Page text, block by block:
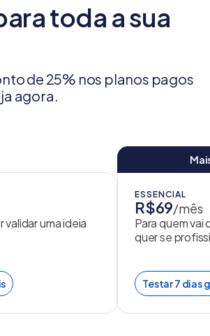
toda a sua
de 25% nos planos pagos
agora.
validar uma ideia
ESSENCIAL
R$69/mês
Para quem vai
quer se
Testar 7 dias